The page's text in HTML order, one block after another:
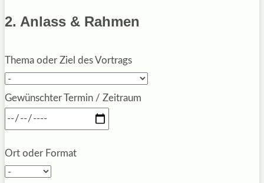
2. Anlass & Rahmen
Thema oder Ziel des Vortrags
Gewünschter Termin / Zeitraum
Ort oder Format